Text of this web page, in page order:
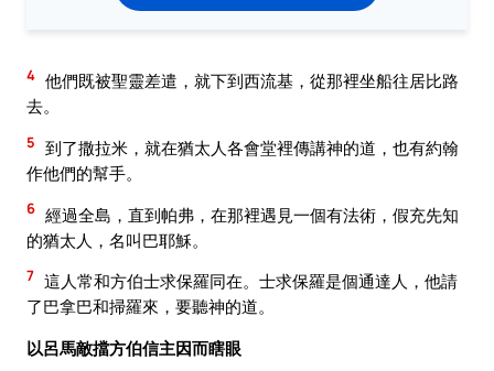
4 他們既被聖靈差遣，就下到西流基，從那裡坐船往居比路
去。
5 到了撒拉米，就在猶太人各會堂裡傳講神的道，也有約翰
作他們的幫手。
6 經過全島，直到帕弗，在那裡遇見一個有法術，假充先知
的猶太人，名叫巴耶穌。
7 這人常和方伯士求保羅同在。士求保羅是個通達人，他請
了巴拿巴和掃羅來，要聽神的道。
以呂馬敵擋方伯信主因而瞎眼